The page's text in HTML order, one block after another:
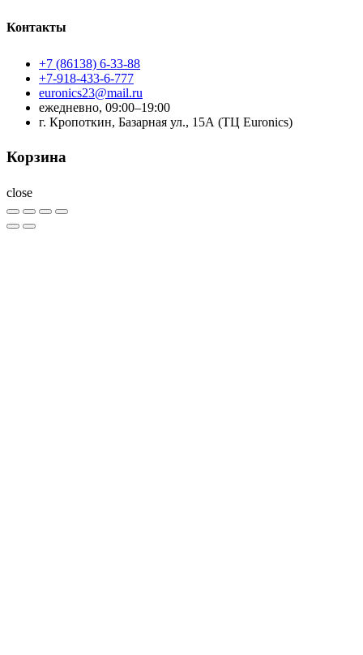
Контакты
+7 (86138) 6-33-88
+7-918-433-6-777
euronics23@mail.ru
ежедневно, 09:00–19:00
г. Кропоткин, Базарная ул., 15А (ТЦ Euronics)
Корзина
close